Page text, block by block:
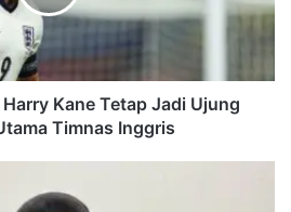
Kane Tetap Jadi Ujung
Timnas Inggris